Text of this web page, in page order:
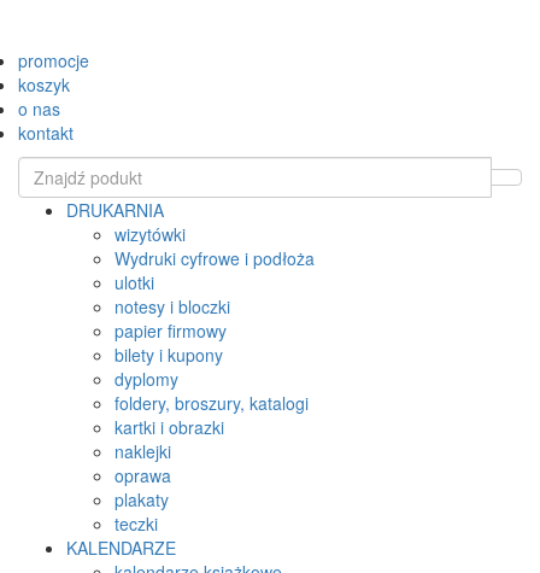
promocje
koszyk
o nas
kontakt
DRUKARNIA
wizytówki
Wydruki cyfrowe i podłoża
ulotki
notesy i bloczki
papier firmowy
bilety i kupony
dyplomy
foldery, broszury, katalogi
kartki i obrazki
naklejki
oprawa
plakaty
teczki
KALENDARZE